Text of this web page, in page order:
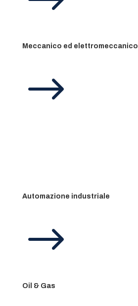
Meccanico ed elettromeccanico
$
Automazione industriale
$
Oil & Gas